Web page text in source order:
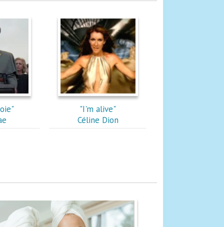
"I'm alive"
Céline Dion